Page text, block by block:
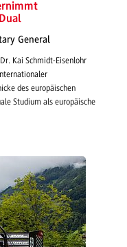
General
Kai Schmidt-Eisenlohr
des europäischen
Studium als europäische